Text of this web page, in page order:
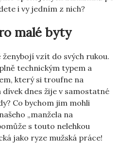
i vy jedním z nich?
malé byty
ženybojí vzít do svých rukou.
technickým typem a
který si troufne na
dívek dnes žije v samostatné
Co bychom jim mohli
„manžela na
s touto nelehkou
jako ryze mužská práce!